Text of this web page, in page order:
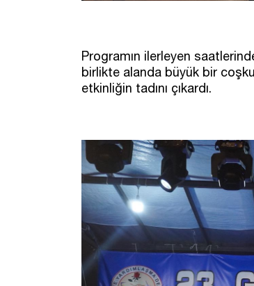
Programın ilerleyen
birlikte alanda büyük bir
etkinliğin tadını çıkardı.